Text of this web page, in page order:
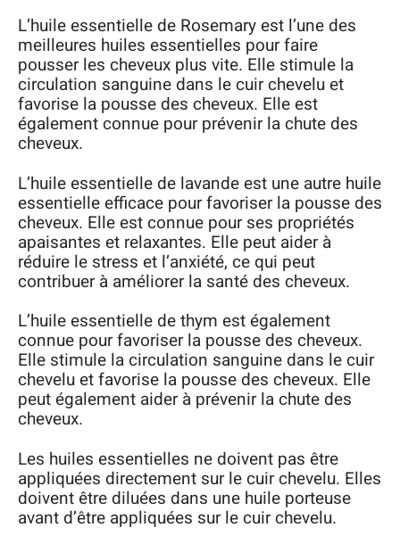
L’huile essentielle de Rosemary est l’une des
meilleures huiles essentielles pour faire
pousser les cheveux plus vite. Elle stimule la
circulation sanguine dans le cuir chevelu et
favorise la pousse des cheveux. Elle est
également connue pour prévenir la chute des
cheveux.
L’huile essentielle de lavande est une autre huile
essentielle efficace pour favoriser la pousse des
cheveux. Elle est connue pour ses propriétés
apaisantes et relaxantes. Elle peut aider à
réduire le stress et l’anxiété, ce qui peut
contribuer à améliorer la santé des cheveux.
L’huile essentielle de thym est également
connue pour favoriser la pousse des cheveux.
Elle stimule la circulation sanguine dans le cuir
chevelu et favorise la pousse des cheveux. Elle
peut également aider à prévenir la chute des
cheveux.
Les huiles essentielles ne doivent pas être
appliquées directement sur le cuir chevelu. Elles
doivent être diluées dans une huile porteuse
avant d’être appliquées sur le cuir chevelu.